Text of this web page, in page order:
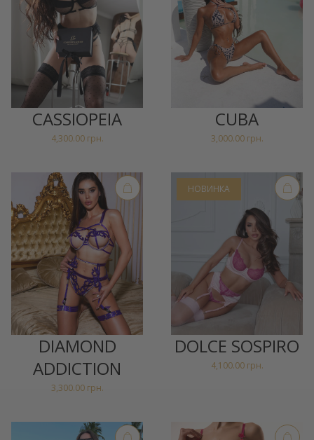
CASSIOPEIA
4,300.00 грн.
CUBA
3,000.00 грн.
DIAMOND
ADDICTION
3,300.00 грн.
НОВИНКА
DOLCE SOSPIRO
4,100.00 грн.